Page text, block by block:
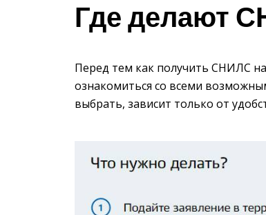
Где делают
Перед тем как получить СНИЛС
ознакомиться со всеми
выбрать, зависит только от